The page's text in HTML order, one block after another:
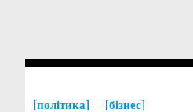
політика бізнес